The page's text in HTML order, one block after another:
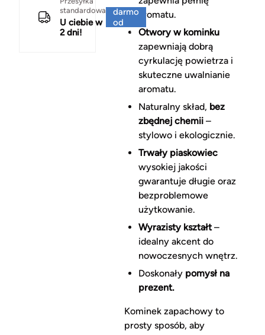
standardowa
U ciebie w
2 dni!
darmo
od
150 zł
aromatu.
Otwory w kominku
zapewniają dobrą
cyrkulację powietrza i
skuteczne uwalnianie
aromatu.
Naturalny skład, bez
zbędnej chemii–
stylowo i ekologicznie.
Trwały piaskowiec
wysokiej jakości
gwarantuje długie oraz
bezproblemowe
użytkowanie.
Wyrazisty kształt–
idealny akcent do
nowoczesnych wnętrz.
Doskonały pomysł na
prezent.
Kominek zapachowy to
prosty sposób, aby